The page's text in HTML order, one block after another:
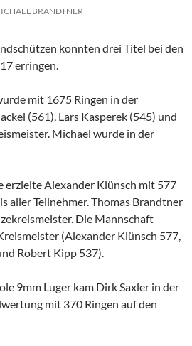
BRANDTNER
konnten drei Titel bei den
erringen.
mit 1675 Ringen in der
(561), Lars Kasperek (545) und
Michael wurde in der
erzielte Alexander Klünsch mit 577
aller Teilnehmer. Thomas Brandtner
Die Mannschaft
(Alexander Klünsch 577,
Robert Kipp 537).
9mm Luger kam Dirk Saxler in der
mit 370 Ringen auf den